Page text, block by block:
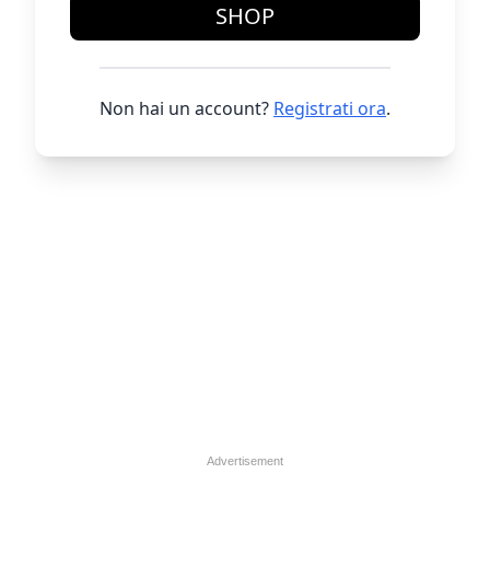
SHOP
Non hai un account? Registrati ora.